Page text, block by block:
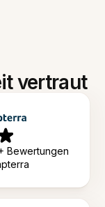
vertraut
Bewertungen